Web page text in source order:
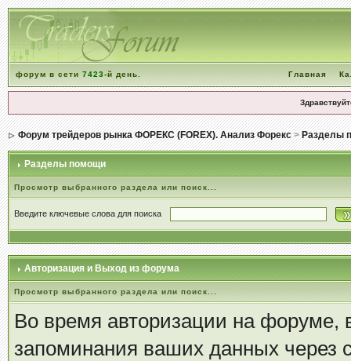
форум в сети 7423-й день. Главная
Форум трейдеров рынка ФОРЕКС (FOREX). Анализ Форекс>Разделы
Разделы помощи
Просмотр выбранного раздела или поиск...
Введите ключевые слова для поиска
Авторизация и Выход из форума
Просмотр выбранного раздела или поиск...
Во время авторизации на
запоминания ваших данных